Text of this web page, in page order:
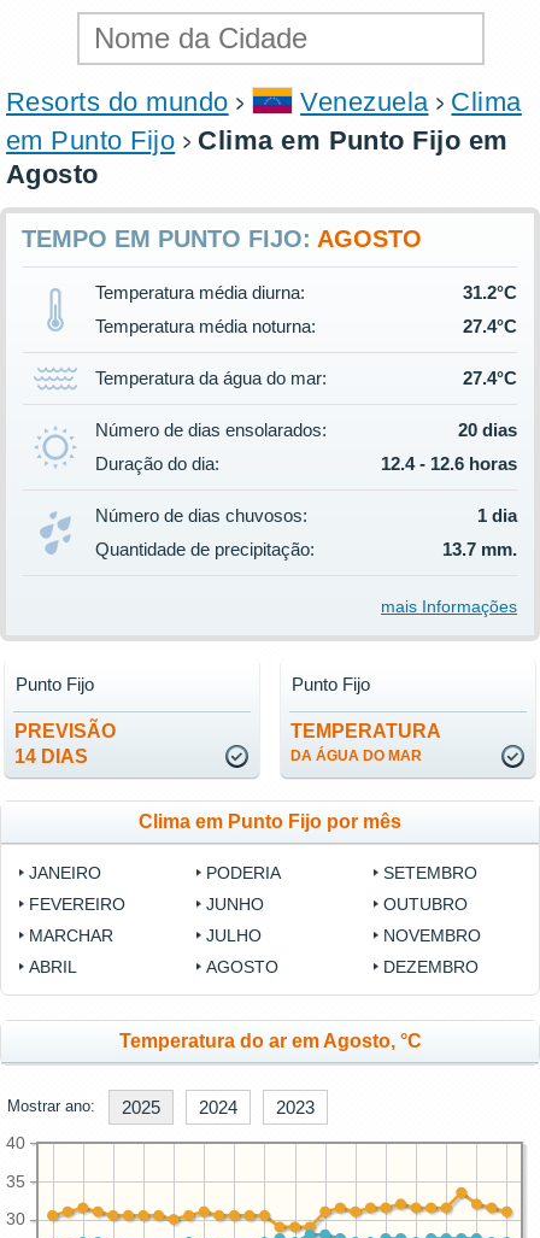
Resorts do mundo Venezuela
Clima
em Punto Fijo
Clima em Punto Fijo em
Agosto
TEMPO EM PUNTO FIJO: AGOSTO
Temperatura média diurna:
31.2°C
Temperatura média noturna:
27.4°C
Temperatura da água do mar: 27.4°C
Número de dias ensolarados:
20 dias
Duração do dia:
12.4 - 12.6 horas
Número de dias chuvosos:
1 dia
Quantidade de precipitação:
13.7 mm.
mais Informações
PREVISÃO
14 DIAS
Punto Fijo
TEMPERATURA
DA ÁGUA DO MAR
Punto Fijo
Clima em Punto Fijo por mês
JANEIRO
FEVEREIRO
MARCHAR
ABRIL
PODERIA
JUNHO
JULHO
AGOSTO
SETEMBRO
OUTUBRO
NOVEMBRO
DEZEMBRO
Temperatura do ar em Agosto, °C
Mostrar ano: 2025 2024 2023
30
35
40